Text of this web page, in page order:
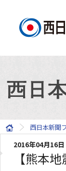
西日本新聞
2016年04月16日
【熊本